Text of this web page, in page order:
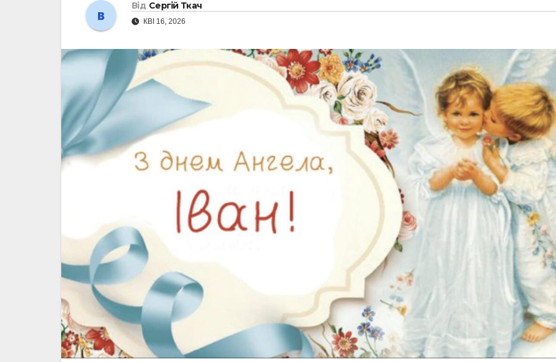
Від Сергій Ткач
КВІ 16, 2026